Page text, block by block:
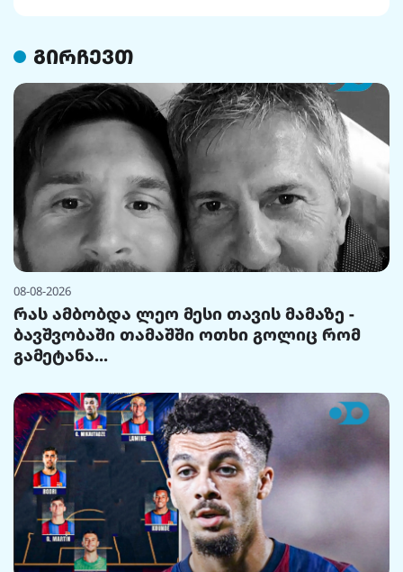
გირჩევთ
08-08-2026
რას ამბობდა ლეო მესი თავის მამაზე -
ბავშვობაში თამაშში ოთხი გოლიც რომ
გამეტანა...